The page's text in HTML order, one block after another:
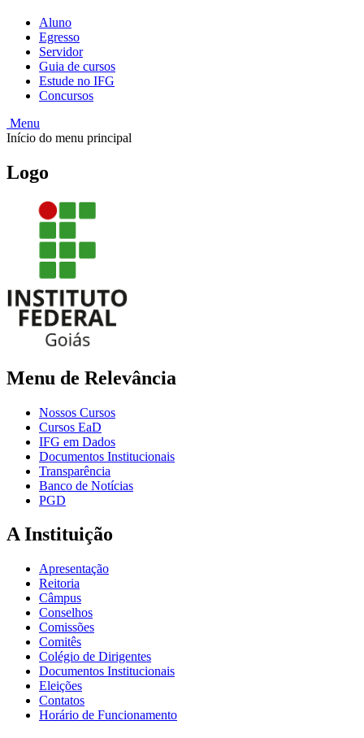
Aluno
Egresso
Servidor
Guia de cursos
Estude no IFG
Concursos
Menu
Início do menu principal
Logo
Menu de Relevância
Nossos Cursos
Cursos EaD
IFG em Dados
Documentos Institucionais
Transparência
Banco de Notícias
PGD
A Instituição
Apresentação
Reitoria
Câmpus
Conselhos
Comissões
Comitês
Colégio de Dirigentes
Documentos Institucionais
Eleições
Contatos
Horário de Funcionamento